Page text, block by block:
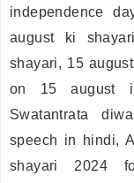
independence
august ki
shayari, 15
on 15 august
Swatantrata
speech in hindi,
shayari 2024